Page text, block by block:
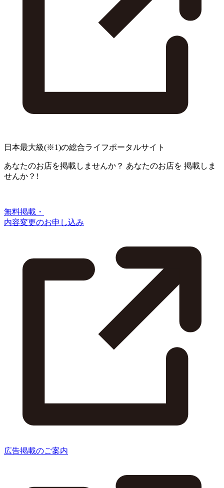
日本最大級(※1)の総合ライフポータルサイト
あなたのお店を掲載しませんか？ あなたのお店を 掲載しま
せんか？!
無料掲載・
内容変更のお申し込み
広告掲載のご案内